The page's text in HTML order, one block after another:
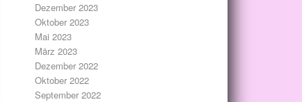
Dezember 2023
Oktober 2023
Mai 2023
März 2023
Dezember 2022
Oktober 2022
September 2022